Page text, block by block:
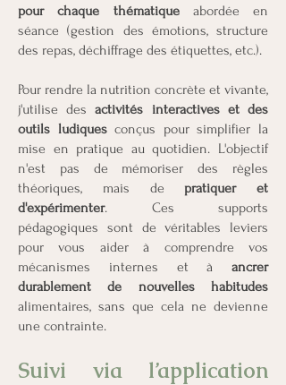
pour chaque thématiqueabordée en
séance (gestion des émotions, structure
des repas, déchiffrage des étiquettes, etc.).
Pour rendre la nutrition concrète et vivante,
j'utilise desactivités interactives et des
outils ludiquesconçus pour simplifier la
mise en pratique au quotidien. L'objectif
n'est pas de mémoriser des règles
théoriques, mais de pratiquer et
d'expérimenter. Ces supports
pédagogiques sont de véritables leviers
pour vous aider à comprendre vos
mécanismes internes et à ancrer
durablement de nouvelles habitudes
alimentaires, sans que cela ne devienne
une contrainte.
Suivi via l’application